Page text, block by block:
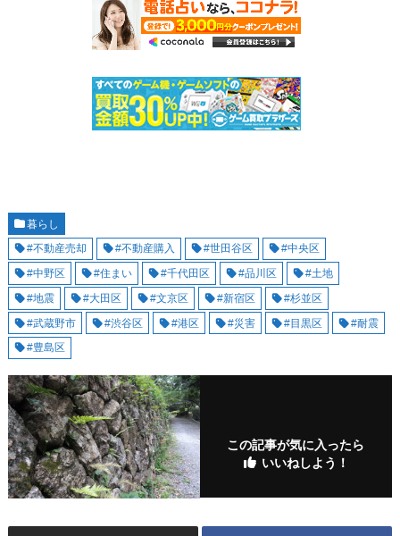
暮らし
#不動産売却
#不動産購入 #世田谷区
#中央区
#中野区
#住まい #千代田区 #品川区
#土地
#地震
#大田区 #文京区 #新宿区
#杉並区
#武蔵野市
#渋谷区 #港区 #災害 #目黒区
#耐震
#豊島区
この記事が気に入ったら
いいねしよう！